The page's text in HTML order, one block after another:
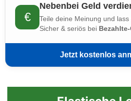
€
Nebenbei Geld
Teile deine Meinung und lass
Sicher & seriös bei
Jetzt kostenlos